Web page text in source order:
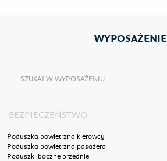
WYPOSAŻENIE
SZUKAJ W WYPOSAŻENIU
BEZPIECZEŃSTWO
Poduszka powietrzna kierowcy
Poduszka powietrzna pasażera
Poduszki boczne przednie